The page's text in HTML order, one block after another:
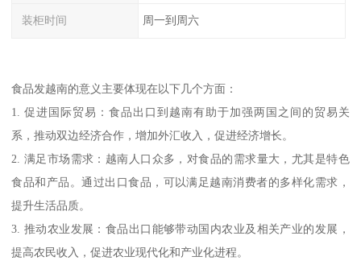
装柜时间 周一到周六
食品发越南的意义主要体现在以下几个方面：
1. 促进国际贸易：食品出口到越南有助于加强两国之间的贸易关
系，推动双边经济合作，增加外汇收入，促进经济增长。
2. 满足市场需求：越南人口众多，对食品的需求量大，尤其是特色
食品和产品。通过出口食品，可以满足越南消费者的多样化需求，
提升生活品质。
3. 推动农业发展：食品出口能够带动国内农业及相关产业的发展，
提高农民收入，促进农业现代化和产业化进程。